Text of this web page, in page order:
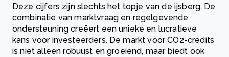
Deze cijfers zijn slechts het topje van de ijsberg. De
combinatie van marktvraag en regelgevende
ondersteuning creëert een unieke en lucratieve
kans voor investeerders. De markt voor CO2-credits
is niet alleen robuust en groeiend, maar biedt ook